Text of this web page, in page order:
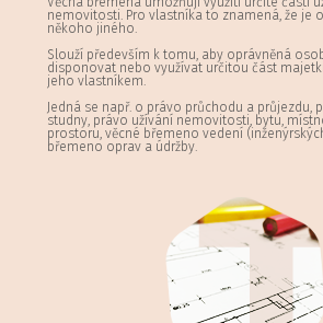
nemovitosti. Pro vlastníka to znamená, že je
někoho jiného.
Slouží především k tomu, aby oprávněná
disponovat nebo využívat určitou část
jeho vlastníkem.
Jedná se např. o právo průchodu a průjezdu,
studny, právo užívání nemovitosti, bytu,
prostoru, věcné břemeno vedení
břemeno oprav a údržby.